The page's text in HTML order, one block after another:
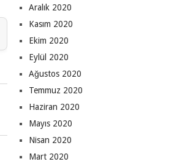
Aralık 2020
Kasım 2020
Ekim 2020
Eylül 2020
Ağustos 2020
Temmuz 2020
Haziran 2020
Mayıs 2020
Nisan 2020
Mart 2020